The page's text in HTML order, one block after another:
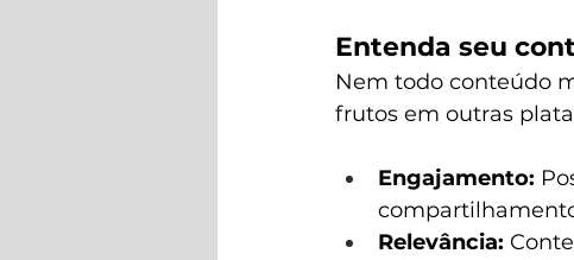
Entenda seu
Nem todo conteúdo
frutos em outras
Engajamento:
Relevância: